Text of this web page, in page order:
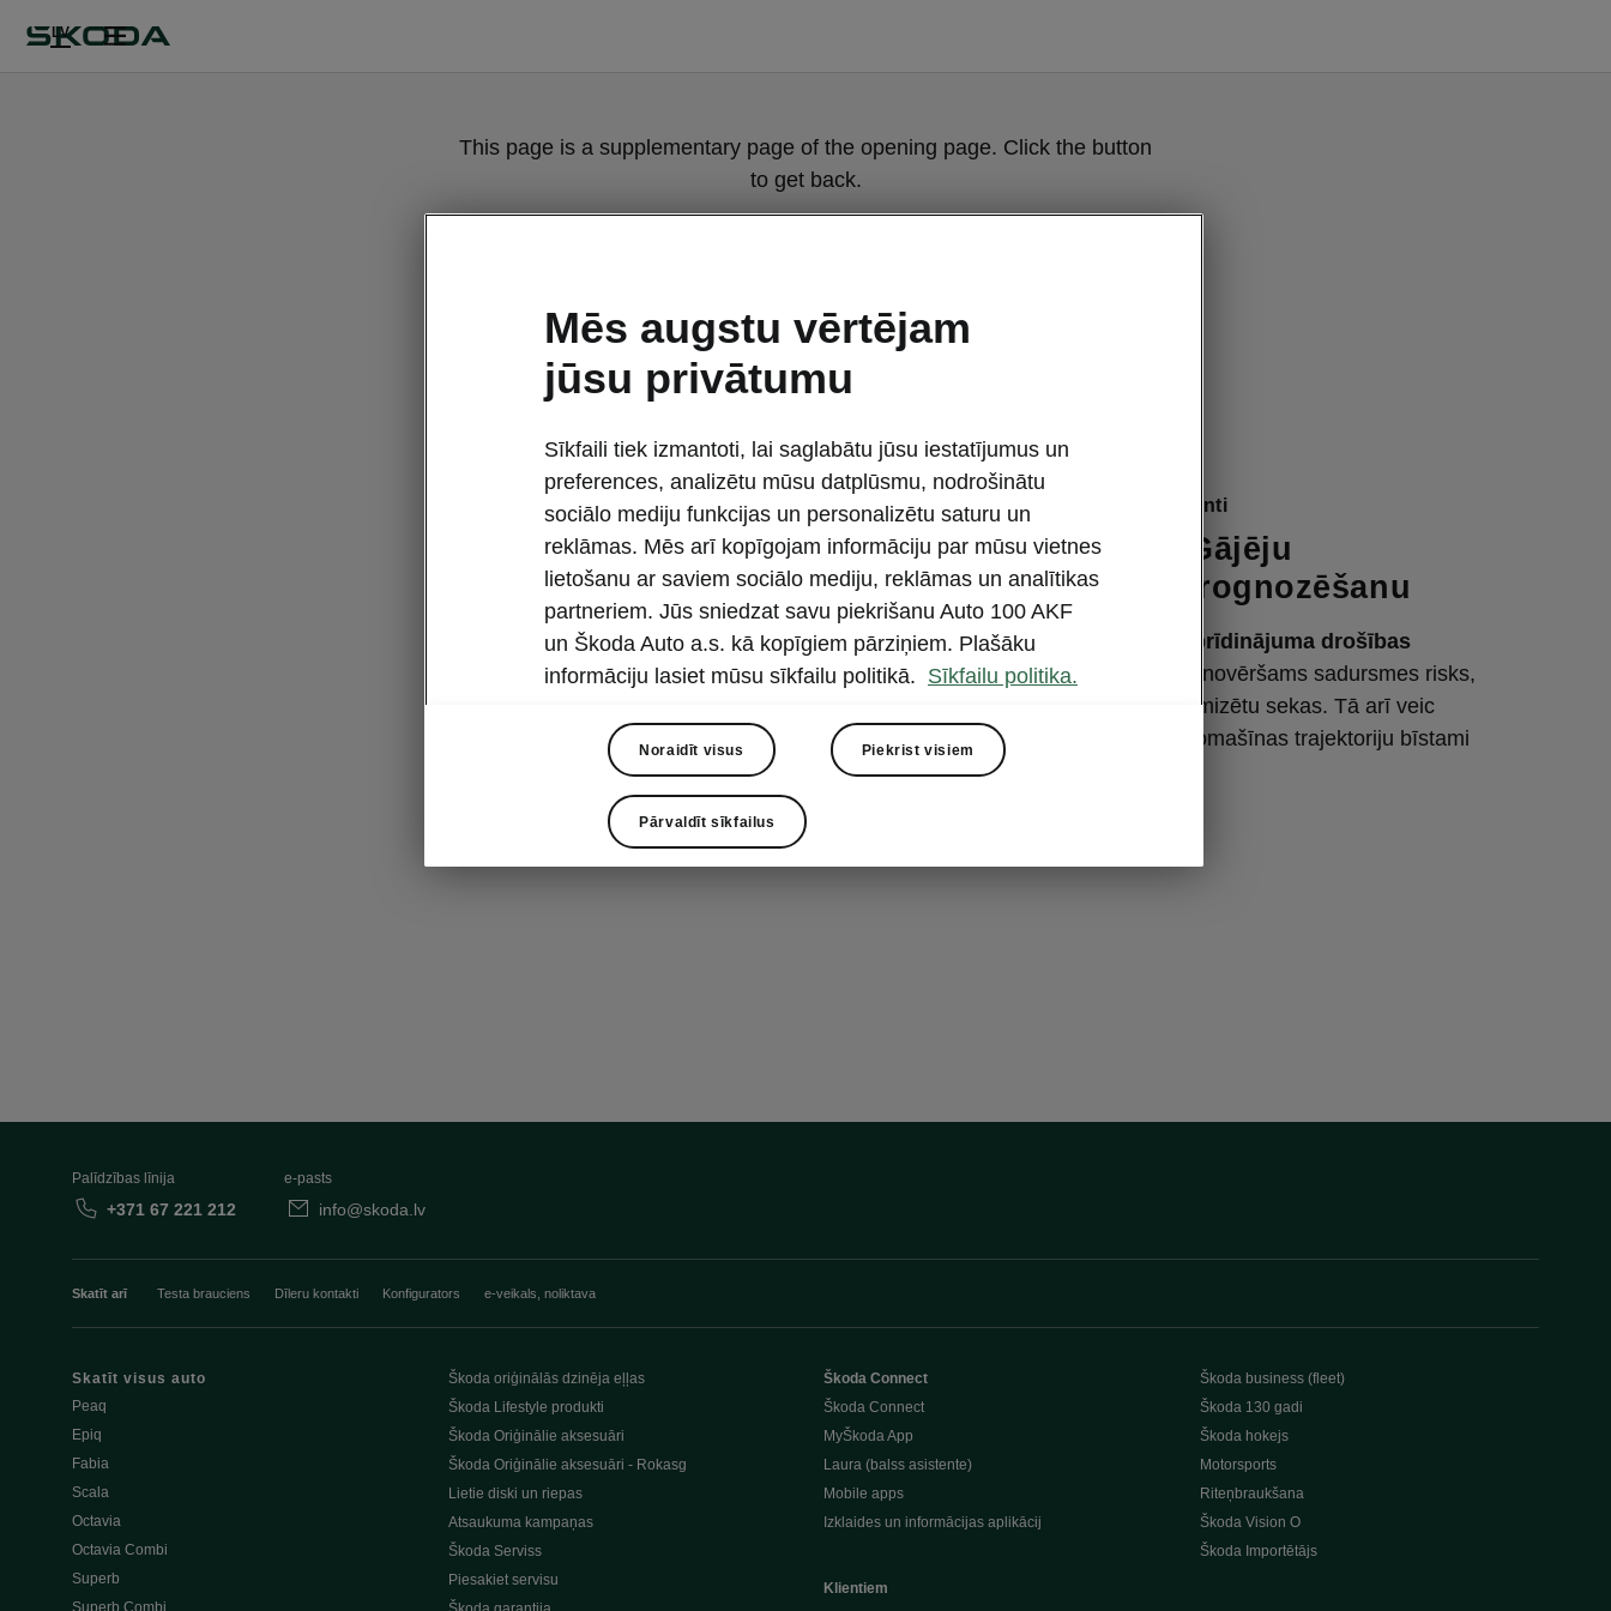
LV
This page is a supplementary page of the opening page. Click the button
to get back.
Škoda Scala drošības asistenti
Front Assist ar Gājēju
aizsardzību ar prognozēšanu
Front Assist ir
sadursmes brīdinājuma drošības
sistēma. Ja tiek noteikta nenovēršams sadursmes risks,
tā pielieto bremzes, lai minimizētu sekas. Tā arī veic
ārkārtas apstāšanos, ja automašīnas trajektoriju bīstami
cenšas šķērsot gājējs.
Palīdzības līnija
+371 67 221 212
e-pasts
info@skoda.lv
Skatīt arī Testa brauciens Dīleru kontakti Konfigurators e-veikals, noliktava
Skatīt visus auto
Peaq
Epiq
Fabia
Scala
Octavia
Octavia Combi
Superb
Superb Combi
Škoda oriģinālās dzinēja eļļas
Škoda Lifestyle produkti
Škoda Oriģinālie aksesuāri
Škoda Oriģinālie aksesuāri - Rokasg
Lietie diski un riepas
Atsaukuma kampaņas
Škoda Serviss
Piesakiet servisu
Škoda Connect
Škoda Connect
MyŠkoda App
Laura (balss asistente)
Mobile apps
Izklaides un informācijas aplikācij
Klientiem
Škoda business (fleet)
Škoda 130 gadi
Škoda hokejs
Motorsports
Riteņbraukšana
Škoda Vision O
Škoda Importētājs
Mēs augstu vērtējam
jūsu privātumu
Sīkfaili tiek izmantoti, lai saglabātu jūsu iestatījumus un
preferences, analizētu mūsu datplūsmu, nodrošinātu
sociālo mediju funkcijas un personalizētu saturu un
reklāmas. Mēs arī kopīgojam informāciju par mūsu vietnes
lietošanu ar saviem sociālo mediju, reklāmas un analītikas
partneriem. Jūs sniedzat savu piekrišanu Auto 100 AKF
un Škoda Auto a.s. kā kopīgiem pārziņiem. Plašāku
informāciju lasiet mūsu sīkfailu politikā. Sīkfailu politika.
Noraidīt visus Piekrist visiem
Pārvaldīt sīkfailus